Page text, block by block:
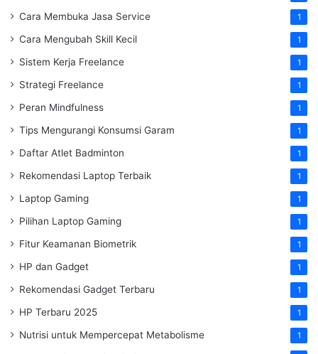
Cara Membuka Jasa Service 1
Cara Mengubah Skill Kecil 1
Sistem Kerja Freelance 1
Strategi Freelance 1
Peran Mindfulness 1
Tips Mengurangi Konsumsi Garam 1
Daftar Atlet Badminton 1
Rekomendasi Laptop Terbaik 1
Laptop Gaming 1
Pilihan Laptop Gaming 1
Fitur Keamanan Biometrik 1
HP dan Gadget 1
Rekomendasi Gadget Terbaru 1
HP Terbaru 2025 1
Nutrisi untuk Mempercepat Metabolisme 1